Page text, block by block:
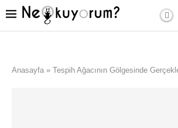
Anasayfa » Tespih Ağacının Gölgesinde